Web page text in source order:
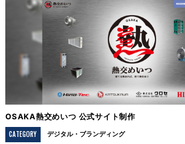
OSAKA熱交めいつ 公式サイト制作
CATEGORY
デジタル ブランディング